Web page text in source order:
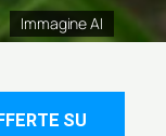
Immagine AI
SU